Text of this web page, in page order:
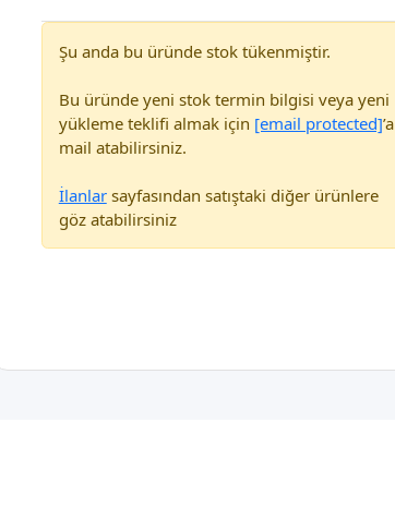
Şu anda bu üründe stok tükenmiştir.
Bu üründe yeni stok termin bilgisi veya yeni
yükleme teklifi almak için [email protected]’a
mail atabilirsiniz.
İlanlarsayfasından satıştaki diğer ürünlere
göz atabilirsiniz